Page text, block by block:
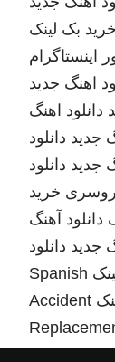
خرید بک لینک
اینستاگرام
اهنگ جدید
دانلود اهنگ
جدید دانلود
جدید دانلود
خرید
دانلود آهنگ
جدید دانلود
Spanish
Accident